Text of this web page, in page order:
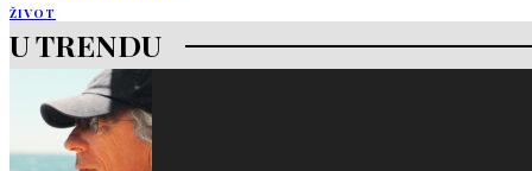
ŽIVOT
U TRENDU